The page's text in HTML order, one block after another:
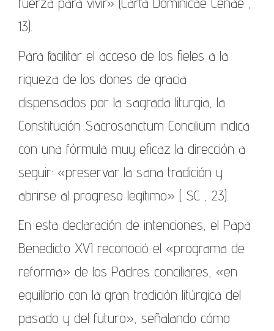
13).
Para facilitar el acceso de los fieles a la
riqueza de los dones de gracia
dispensados ​​por la sagrada liturgia, la
Constitución Sacrosanctum Concilium indica
con una fórmula muy eficaz la dirección a
seguir: «preservar la sana tradición y
abrirse al progreso legítimo» ( SC , 23).
En esta declaración de intenciones, el Papa
Benedicto XVI reconoció el «programa de
reforma» de los Padres conciliares, «en
equilibrio con la gran tradición litúrgica del
pasado y del futuro», señalando cómo